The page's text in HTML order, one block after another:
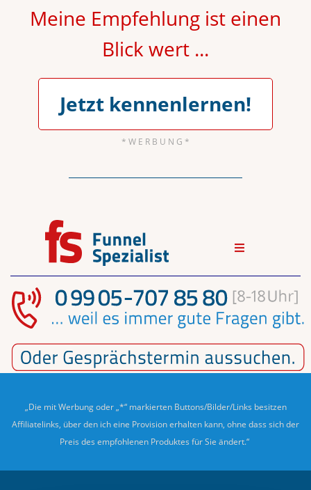
Meine Empfehlung ist einen
Blick wert ...
Jetzt kennenlernen!
* W E R B U N G *
„Die mit Werbung oder „*“ markierten Buttons/Bilder/Links besitzen
Affiliatelinks, über den ich eine Provision erhalten kann, ohne dass sich der
Preis des empfohlenen Produktes für Sie ändert.“